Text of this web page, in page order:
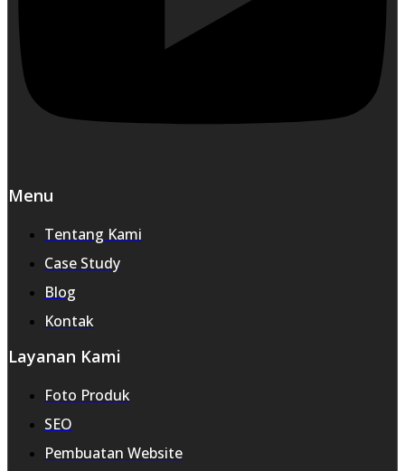
Menu
Tentang Kami
Case Study
Blog
Kontak
Layanan Kami
Foto Produk
SEO
Pembuatan Website